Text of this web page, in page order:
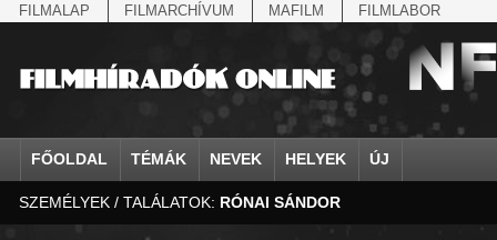
FILMALAP FILMARCHÍVUM MAFILM FILMLABOR
FŐOLDAL TÉMÁK NEVEK HELYEK ÚJ
agrárium
államfő
állatvilág
amerikai magyarok
IV. Béla, magyar királ...
Aarons-Hughes, Ruth
Aczél Ilona
Ádám Zoltán
Aimone savoya-
Aarau
Abapuszta
Addisz-Abeba
Adony
SZEMÉLYEK / TALÁLATOK: RÓNAI SÁNDOR